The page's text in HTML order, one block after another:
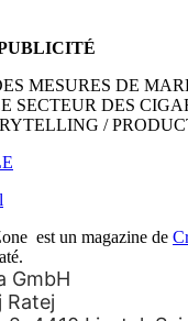
MESURES DE
SECTEUR DES
/
est un magazine de
GmbH
Ratej